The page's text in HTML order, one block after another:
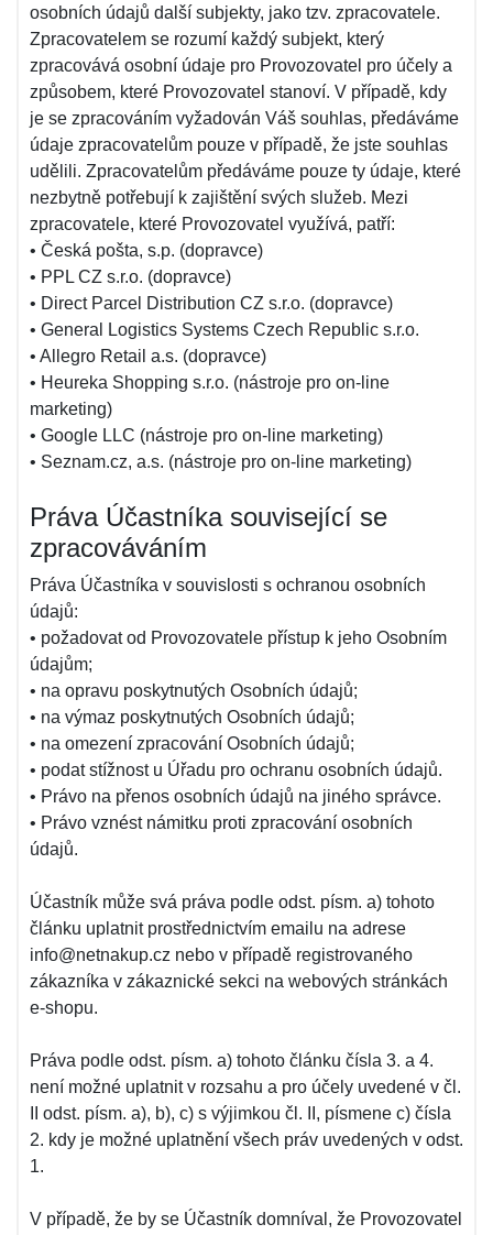
osobních údajů další subjekty, jako tzv. zpracovatele.
Zpracovatelem se rozumí každý subjekt, který
zpracovává osobní údaje pro Provozovatel pro účely a
způsobem, které Provozovatel stanoví. V případě, kdy
je se zpracováním vyžadován Váš souhlas, předáváme
údaje zpracovatelům pouze v případě, že jste souhlas
udělili. Zpracovatelům předáváme pouze ty údaje, které
nezbytně potřebují k zajištění svých služeb. Mezi
zpracovatele, které Provozovatel využívá, patří:
• Česká pošta, s.p. (dopravce)
• PPL CZ s.r.o. (dopravce)
• Direct Parcel Distribution CZ s.r.o. (dopravce)
• General Logistics Systems Czech Republic s.r.o.
• Allegro Retail a.s. (dopravce)
• Heureka Shopping s.r.o. (nástroje pro on-line
marketing)
• Google LLC (nástroje pro on-line marketing)
• Seznam.cz, a.s. (nástroje pro on-line marketing)
Práva Účastníka související se
zpracováváním
Práva Účastníka v souvislosti s ochranou osobních
údajů:
• požadovat od Provozovatele přístup k jeho Osobním
údajům;
• na opravu poskytnutých Osobních údajů;
• na výmaz poskytnutých Osobních údajů;
• na omezení zpracování Osobních údajů;
• podat stížnost u Úřadu pro ochranu osobních údajů.
• Právo na přenos osobních údajů na jiného správce.
• Právo vznést námitku proti zpracování osobních
údajů.
Účastník může svá práva podle odst. písm. a) tohoto
článku uplatnit prostřednictvím emailu na adrese
info@netnakup.cz nebo v případě registrovaného
zákazníka v zákaznické sekci na webových stránkách
e-shopu.
Práva podle odst. písm. a) tohoto článku čísla 3. a 4.
není možné uplatnit v rozsahu a pro účely uvedené v čl.
II odst. písm. a), b), c) s výjimkou čl. II, písmene c) čísla
2. kdy je možné uplatnění všech práv uvedených v odst.
1.
V případě, že by se Účastník domníval, že Provozovatel